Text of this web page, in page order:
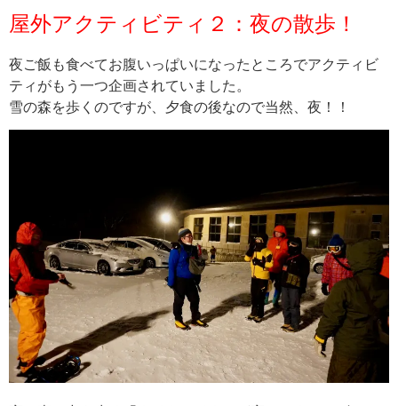
屋外アクティビティ２：夜の散歩！
夜ご飯も食べてお腹いっぱいになったところでアクティビ
ティがもう一つ企画されていました。
雪の森を歩くのですが、夕食の後なので当然、夜！！